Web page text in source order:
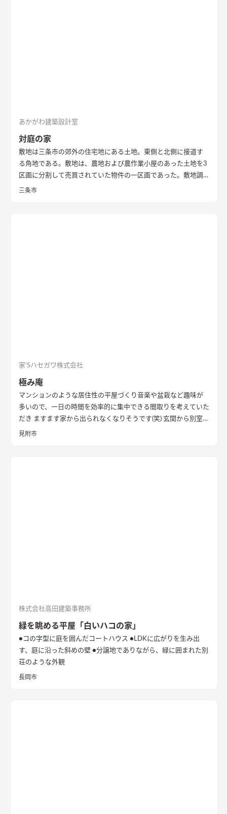
あかがわ建築設計室
対庭の家
敷地は三条市の郊外の住宅地にある土地。東側と北側に接道す
る角地である。敷地は、農地および農作業小屋のあった土地を3
区画に分割して売買されていた物件の一区画であった。敷地調
査の際、はじめはとても開けたのどかな場所という印象であっ
のかと考え、程よい光が注ぐ趣のある坪庭を配し、そこにリビ
空間に仕立て上げた。
ゼットも1Fに計画し、ダイニングやキッチン・トイレと隣接し
て計画することで、将来的に1Fのみで生活を完結できる空間構
成とした。 これによって手を入れながら長期的に家族が住ま
い、家族の想いや歴史が刻まれていく住宅になっていくことを
三条市
家’Sハセガワ株式会社
極み庵
マンションのような居住性の平屋づくり音楽や盆栽など趣味が
多いので、一日の時間を効率的に集中できる間取りを考えていた
だき ますます家から出られなくなりそうです(笑) 玄関から別室を
イメージして和室をつくっていただきました。 趣味スペースと
見附市
株式会社高田建築事務所
緑を眺める平屋「白いハコの家」
●コの字型に庭を囲んだコートハウス ●LDKに広がりを生み出
す、庭に沿った斜めの壁 ●分譲地でありながら、緑に囲まれた別
荘のような外観
長岡市